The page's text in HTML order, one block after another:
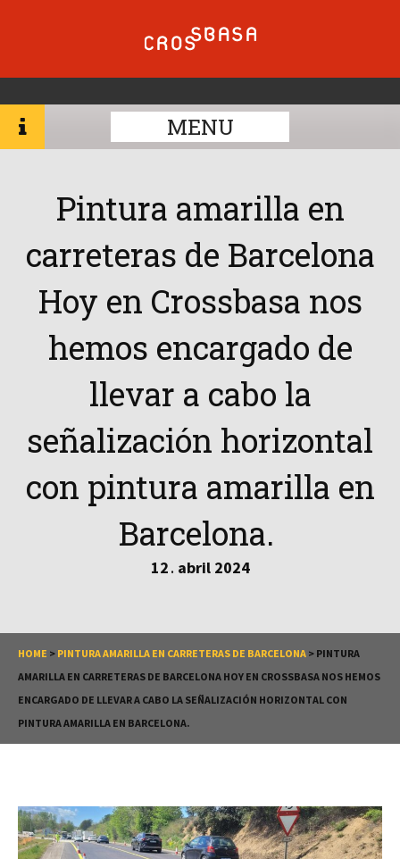
MENU
Pintura amarilla en
carreteras de Barcelona
Hoy en Crossbasa nos
hemos encargado de
llevar a cabo la
señalización horizontal
con pintura amarilla en
Barcelona.
12 . abril 2024
HOME > PINTURA AMARILLA EN CARRETERAS DE BARCELONA > PINTURA
AMARILLA EN CARRETERAS DE BARCELONA HOY EN CROSSBASA NOS HEMOS
ENCARGADO DE LLEVAR A CABO LA SEÑALIZACIÓN HORIZONTAL CON
PINTURA AMARILLA EN BARCELONA.